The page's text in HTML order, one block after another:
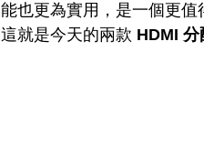
能也更為實用，是一個更值
這就是今天的兩款 HDMI